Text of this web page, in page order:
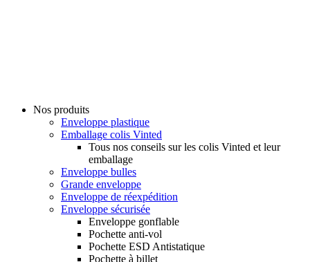
Nos produits
Enveloppe plastique
Emballage colis Vinted
Tous nos conseils sur les colis Vinted et leur
emballage
Enveloppe bulles
Grande enveloppe
Enveloppe de réexpédition
Enveloppe sécurisée
Enveloppe gonflable
Pochette anti-vol
Pochette ESD Antistatique
Pochette à billet